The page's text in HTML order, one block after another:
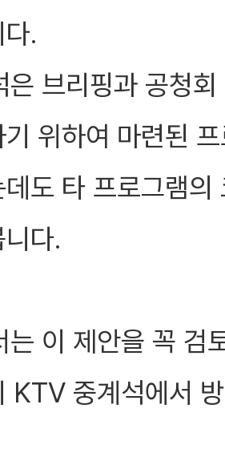
.
브리핑과 공청
위하여 마련된
도 타 프로그램
다.
는 이 제안을 꼭 검
KTV 중계석에서